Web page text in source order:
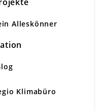
Alleskönner
Klimabüro